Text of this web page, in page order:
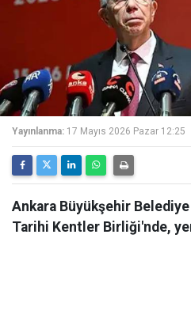
Yayınlanma: 17 Mayıs 2026 Pazar 12:25
Ankara Büyükşehir Belediye
Tarihi Kentler Birliği'nde,